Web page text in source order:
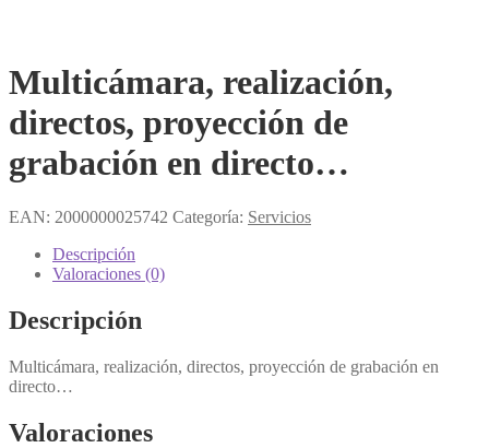
Multicámara, realización,
directos, proyección de
grabación en directo…
EAN: 2000000025742 Categoría: Servicios
Descripción
Valoraciones (0)
Descripción
Multicámara, realización, directos, proyección de grabación en
directo…
Valoraciones